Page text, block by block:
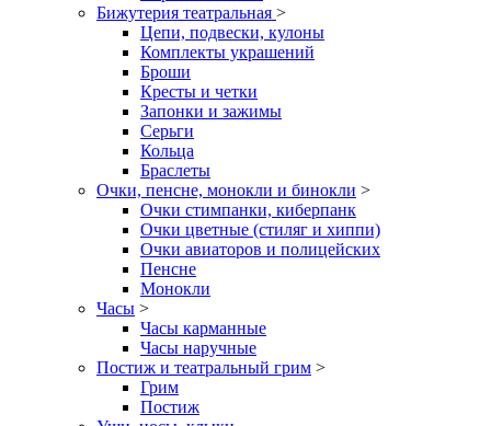
Бижутерия театральная >
Цепи, подвески, кулоны
Комплекты украшений
Броши
Кресты и четки
Запонки и зажимы
Серьги
Кольца
Браслеты
Очки, пенсне, монокли и бинокли >
Очки стимпанки, киберпанк
Очки цветные (стиляг и хиппи)
Очки авиаторов и полицейских
Пенсне
Монокли
Часы >
Часы карманные
Часы наручные
Постиж и театральный грим >
Грим
Постиж